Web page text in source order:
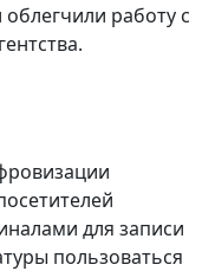
работу с
для записи
пользоваться